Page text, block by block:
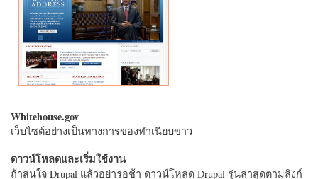
Whitehouse.gov
เว็บไซต์อย่างเป็นทางการของทำเนียบขาว
ดาวน์โหลดและเริ่มใช้งาน
ถ้าสนใจ Drupal แล้วอย่ารอช้า ดาวน์โหลด Drupal รุ่นล่าสุดตามลิงก์